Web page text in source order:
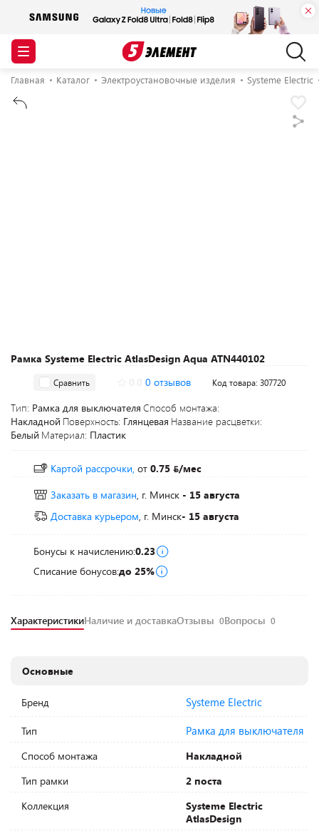
Главная Каталог Электроустановочные изделия Systeme Electric
Рамка Systeme Electric AtlasDesign Aqua ATN440102
Сравнить 0 отзывов Код товара: 307720
Тип: Рамка для выключателя Способ монтажа:
Накладной Поверхность: Глянцевая Название расцветки:
Белый Материал: Пластик
Картой рассрочки, от 0.75
/мес
Заказать в магазин, г. Минск - 15 августа
Доставка курьером, г. Минск- 15 августа
Бонусы к начислению:0.23
Списание бонусов:до 25%
ХарактеристикиНаличие и доставкаОтзывы 0Вопросы 0
Основные
Бренд Systeme Electric
Тип Рамка для выключателя
Способ монтажа
Накладной
Тип рамки
2 поста
Коллекция
Systeme Electric
AtlasDesign